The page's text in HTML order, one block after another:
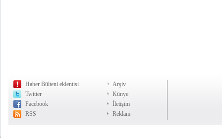
Haber Bülteni eklentisi
Twitter
Facebook
RSS
Arşiv
Künye
İletişim
Reklam